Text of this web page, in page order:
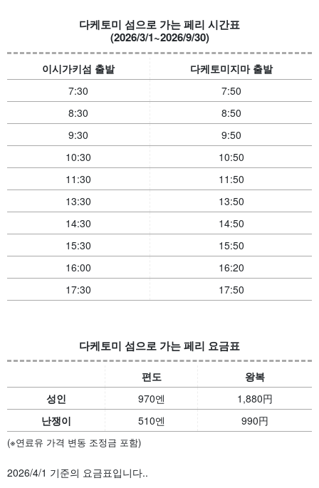
다케토미 섬으로 가는 페리 시간표
(2026/3/1~2026/9/30)
이시가키섬 출발
다케토미지마 출발
7:30
7:50
8:30
8:50
9:30
9:50
10:30
10:50
11:30
11:50
13:30
13:50
14:30
14:50
15:30
15:50
16:00
16:20
17:30
17:50
다케토미 섬으로 가는 페리 요금표
편도
왕복
성인
970엔 1,880円
난쟁이
510엔 990円
(※연료유 가격 변동 조정금 포함)
2026/4/1 기준의 요금표입니다..